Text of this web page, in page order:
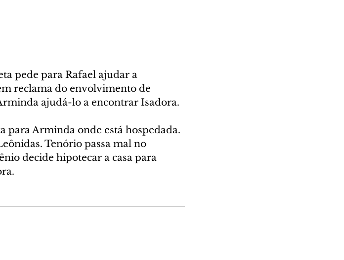
pede para Rafael ajudar a
reclama do envolvimento de
ajudá-lo a encontrar Isadora.
para Arminda onde está hospedada.
Tenório passa mal no
decide hipotecar a casa para